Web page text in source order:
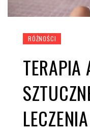
RÓŻNOŚCI
TERAPIA